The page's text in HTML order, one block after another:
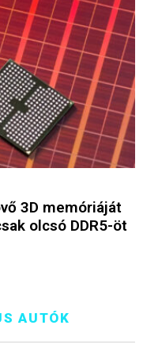
3D memóriáját
olcsó DDR5-öt
AUTÓK